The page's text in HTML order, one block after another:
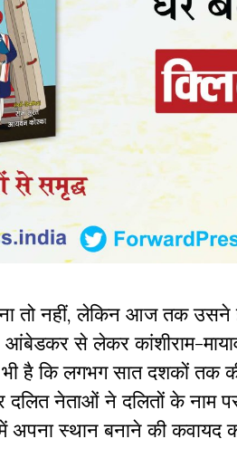
तो नहीं, लेकिन आज तक
आंबेडकर से लेकर कांशीराम-
है कि लगभग सात दशकों तक की
नेताओं ने दलितों के नाम पर
स्थान बनाने की कवायद